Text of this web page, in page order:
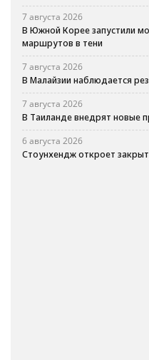
7 августа 2026
В Южной Корее запустили
маршрутов в тени
7 августа 2026
В Малайзии наблюдается
7 августа 2026
В Таиланде внедрят новые
6 августа 2026
Стоунхендж откроет